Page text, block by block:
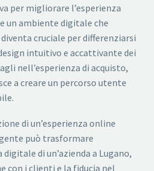
per migliorare l’esperienza
un ambiente digitale che
cruciale per differenziarsi
intuitivo e accattivante dei
nell’esperienza di acquisto,
a creare un percorso utente
di un’esperienza online
può trasformare
di un’azienda a Lugano,
con i clienti e la fiducia nel